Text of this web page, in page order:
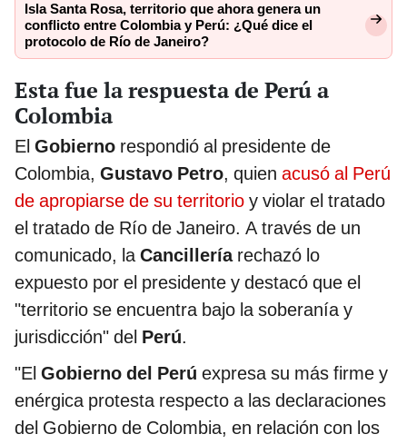
Isla Santa Rosa, territorio que ahora genera un
conflicto entre Colombia y Perú: ¿Qué dice el
protocolo de Río de Janeiro?
Esta fue la respuesta de Perú a
Colombia
El Gobierno respondió al presidente de
Colombia, Gustavo Petro, quien acusó al Perú
de apropiarse de su territorio y violar el tratado
el tratado de Río de Janeiro. A través de un
comunicado, laCancilleríarechazó lo
expuesto por el presidente y destacó que el
"territorio se encuentra bajo la soberanía y
jurisdicción" del Perú.
"El Gobierno del Perú expresa su más firme y
enérgica protesta respecto a las declaraciones
del Gobierno de Colombia, en relación con los